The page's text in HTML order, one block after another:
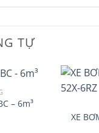
TỰ
– 6m³
XE